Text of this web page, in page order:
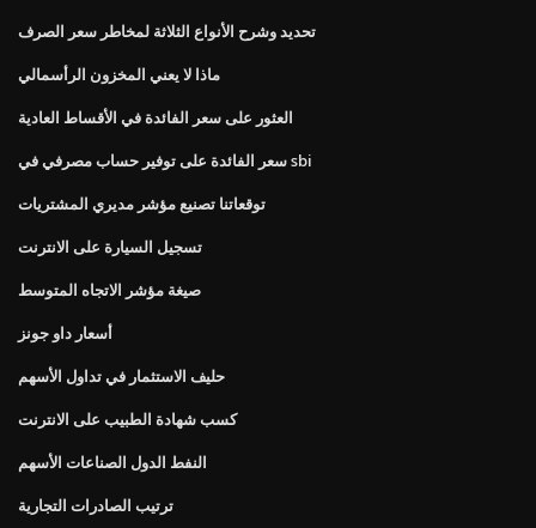
تحديد وشرح الأنواع الثلاثة لمخاطر سعر الصرف
ماذا لا يعني المخزون الرأسمالي
العثور على سعر الفائدة في الأقساط العادية
سعر الفائدة على توفير حساب مصرفي في sbi
توقعاتنا تصنيع مؤشر مديري المشتريات
تسجيل السيارة على الانترنت
صيغة مؤشر الاتجاه المتوسط
أسعار داو جونز
حليف الاستثمار في تداول الأسهم
كسب شهادة الطبيب على الانترنت
النفط الدول الصناعات الأسهم
ترتيب الصادرات التجارية